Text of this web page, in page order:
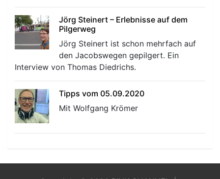
Jörg Steinert – Erlebnisse auf dem
Pilgerweg
Jörg Steinert ist schon mehrfach auf
den Jacobswegen gepilgert. Ein
Interview von Thomas Diedrichs.
Tipps vom 05.09.2020
Mit Wolfgang Krömer